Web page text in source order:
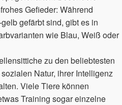
Gefieder: Während
gefärbt sind, gibt es in
wie Blau, Weiß oder
zu den beliebtesten
Natur, ihrer Intelligenz
Viele Tiere können
Training sogar einzelne